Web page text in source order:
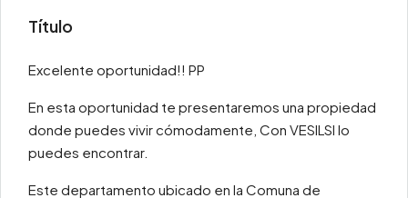
Título
Excelente oportunidad!! PP
En esta oportunidad te presentaremos una propiedad
donde puedes vivir cómodamente, Con VESILSI lo
puedes encontrar.
Este departamento ubicado en la Comuna de